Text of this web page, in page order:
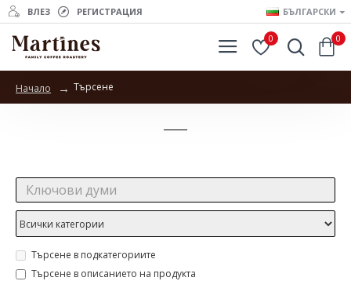
ВЛЕЗ РЕГИСТРАЦИЯ БЪЛГАРСКИ
0 0
Начало Търсене
Търсене в подкатегориите
Търсене в описанието на продукта